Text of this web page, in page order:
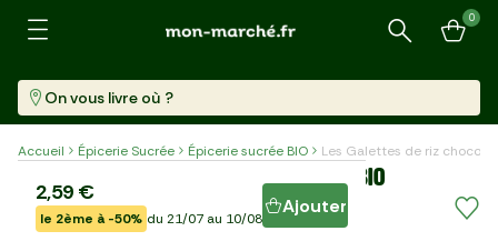
Recherche
0
On vous livre où ?
Accueil Épicerie Sucrée Épicerie sucrée BIO Les Galettes de riz
Les Galettes de riz chocolat au lait BIO
Paquet (100 G) 25,90 €/kg
2,59 €
le 2ème à -50% du 21/07 au 10/08
Ajouter